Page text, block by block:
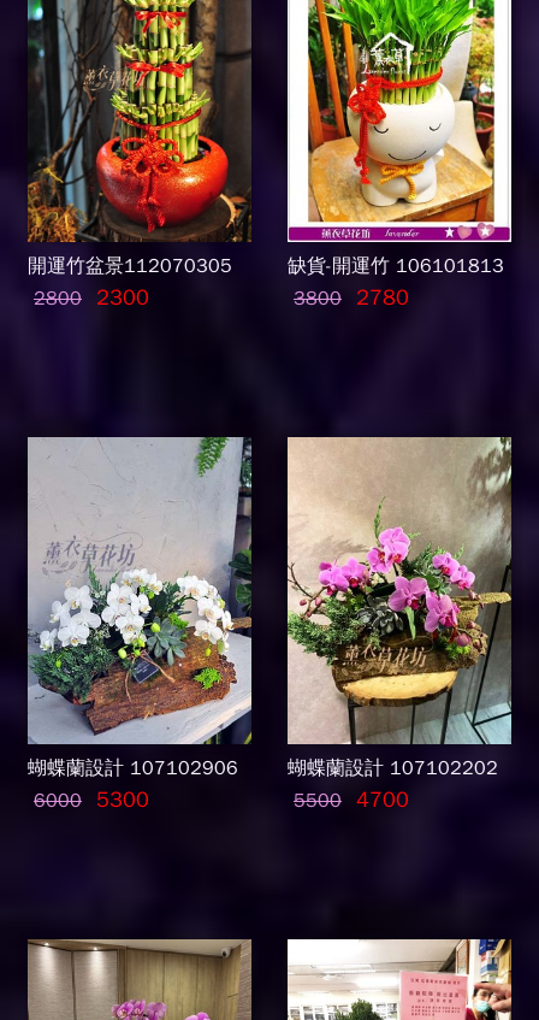
開運竹盆景112070305
2800
2300
缺貨-開運竹 106101813
3800
2780
蝴蝶蘭設計 107102906
6000
5300
蝴蝶蘭設計 107102202
5500 4700